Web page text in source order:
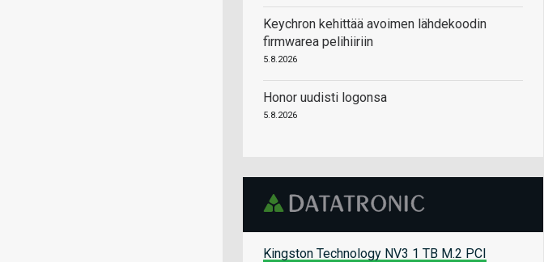
Keychron kehittää avoimen lähdekoodin
firmwarea pelihiiriin
5.8.2026
Honor uudisti logonsa
5.8.2026
Kingston Technology NV3 1 TB M.2 PCI